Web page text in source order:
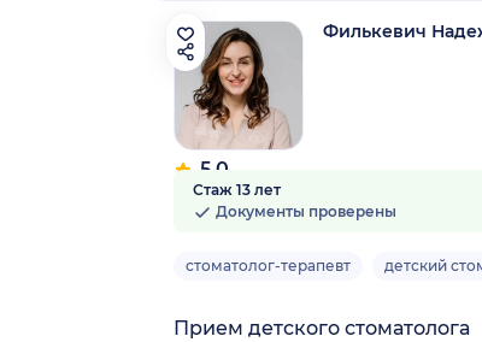
5.0
4 отзыва
Филькевич
Стаж 13 лет
Документы проверены
стоматолог-терапевт детский
Прием детского стоматолога